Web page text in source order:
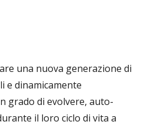
una nuova generazione di
e dinamicamente
grado di evolvere, auto-
il loro ciclo di vita a